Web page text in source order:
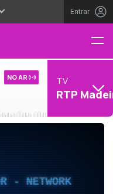
Entrar
NO AR TV
RTP
- NETWORK